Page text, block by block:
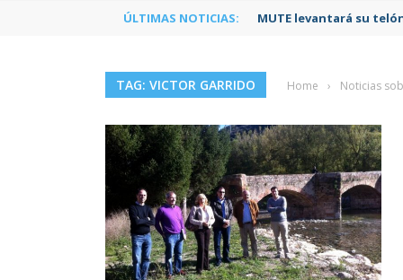
ÚLTIMAS NOTICIAS: MUTE levantará su
TAG: VICTOR GARRIDO Home › Noticias